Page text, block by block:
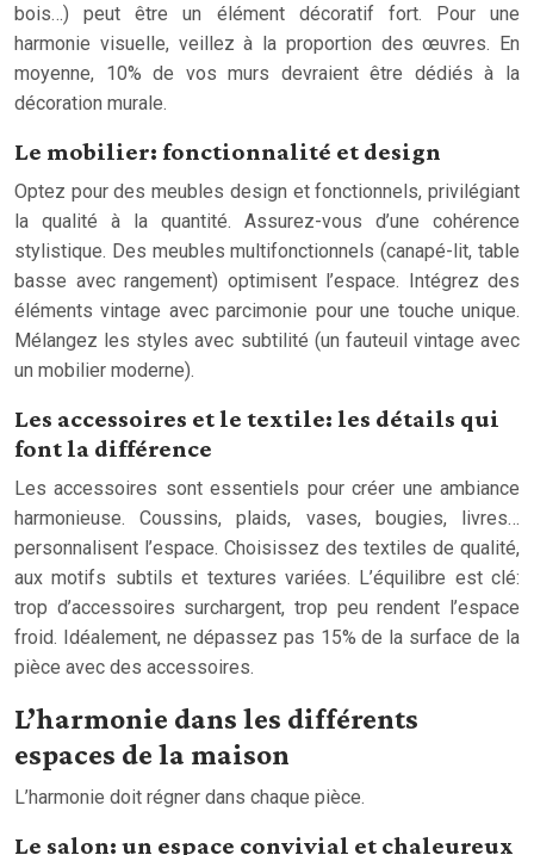
bois…) peut être un élément décoratif fort. Pour une
harmonie visuelle, veillez à la proportion des œuvres. En
moyenne, 10% de vos murs devraient être dédiés à la
décoration murale.
Le mobilier: fonctionnalité et design
Optez pour des meubles design et fonctionnels, privilégiant
la qualité à la quantité. Assurez-vous d’une cohérence
stylistique. Des meubles multifonctionnels (canapé-lit, table
basse avec rangement) optimisent l’espace. Intégrez des
éléments vintage avec parcimonie pour une touche unique.
Mélangez les styles avec subtilité (un fauteuil vintage avec
un mobilier moderne).
Les accessoires et le textile: les détails qui
font la différence
Les accessoires sont essentiels pour créer une ambiance
harmonieuse. Coussins, plaids, vases, bougies, livres…
personnalisent l’espace. Choisissez des textiles de qualité,
aux motifs subtils et textures variées. L’équilibre est clé:
trop d’accessoires surchargent, trop peu rendent l’espace
froid. Idéalement, ne dépassez pas 15% de la surface de la
pièce avec des accessoires.
L’harmonie dans les différents
espaces de la maison
L’harmonie doit régner dans chaque pièce.
Le salon: un espace convivial et chaleureux